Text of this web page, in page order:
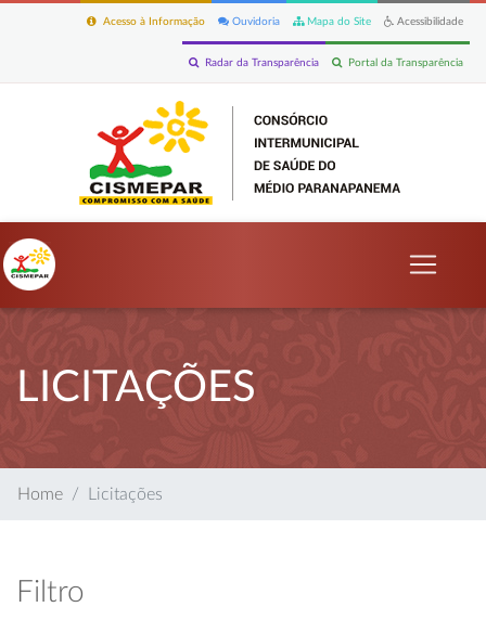
Acessibilidade
Mapa do Site
Ouvidoria
Acesso à Informação
Portal da Transparência
Radar da Transparência
LICITAÇÕES
Home Licitações
Filtro